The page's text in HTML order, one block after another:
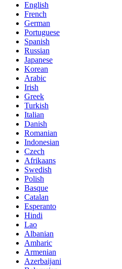
English
French
German
Portuguese
Spanish
Russian
Japanese
Korean
Arabic
Irish
Greek
Turkish
Italian
Danish
Romanian
Indonesian
Czech
Afrikaans
Swedish
Polish
Basque
Catalan
Esperanto
Hindi
Lao
Albanian
Amharic
Armenian
Azerbaijani